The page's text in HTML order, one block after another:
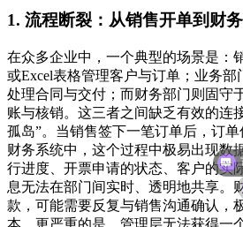
1. 流程断裂：从销售开单到财
在众多企业中，一个典型的场景是：
或Excel表格管理客户与订单；业务
处理合同与交付；而财务部门则固守
账与核销。这三者之间缺乏有效的连
孤岛”。当销售签下一笔订单后，订
财务系统中，这个过程中极易出现数
行进度、开票申请的状态、客户的实
息无法在部门间实时、透明地共享。
款，可能需要反复与销售沟通确认，
本。更严重的是，管理层无法获得一